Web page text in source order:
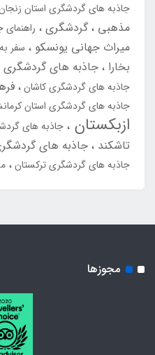
جاذبه های گردشگری استان
مذهبی گردشگری راهنمای
میراث جهانی یونسکو سفر
بخارا جاذبه های گردشگری
جاذبه های گردشگری کاشان
جاذبه های گردشگری استان
ازبکستان جاذبه های
تاشکند جاذبه های
جاذبه های گردشگری ترکستان
مجوزها